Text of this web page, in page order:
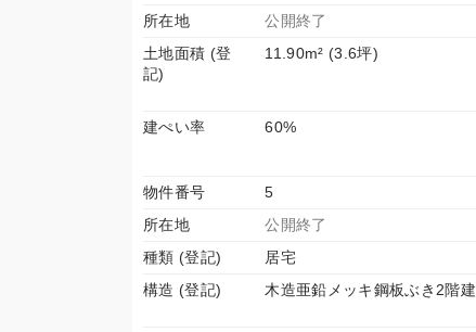
所在地
公開終了
土地面積 (登
記)
11.90m² (3.6坪)
建ぺい率
60%
物件番号 5
所在地
公開終了
種類 (登記)
居宅
構造 (登記)
木造亜鉛メッキ鋼板ぶき2階建